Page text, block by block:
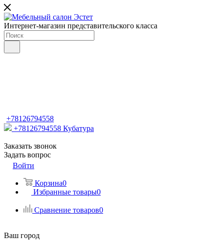
Интернет-магазин представительского класса
+78126794558
+78126794558 Кубатура
Заказать звонок
Задать вопрос
Войти
Корзина0
Избранные товары0
Сравнение товаров0
Ваш город